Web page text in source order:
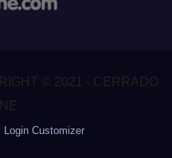
© 2021 - CERRADO
Login Customizer